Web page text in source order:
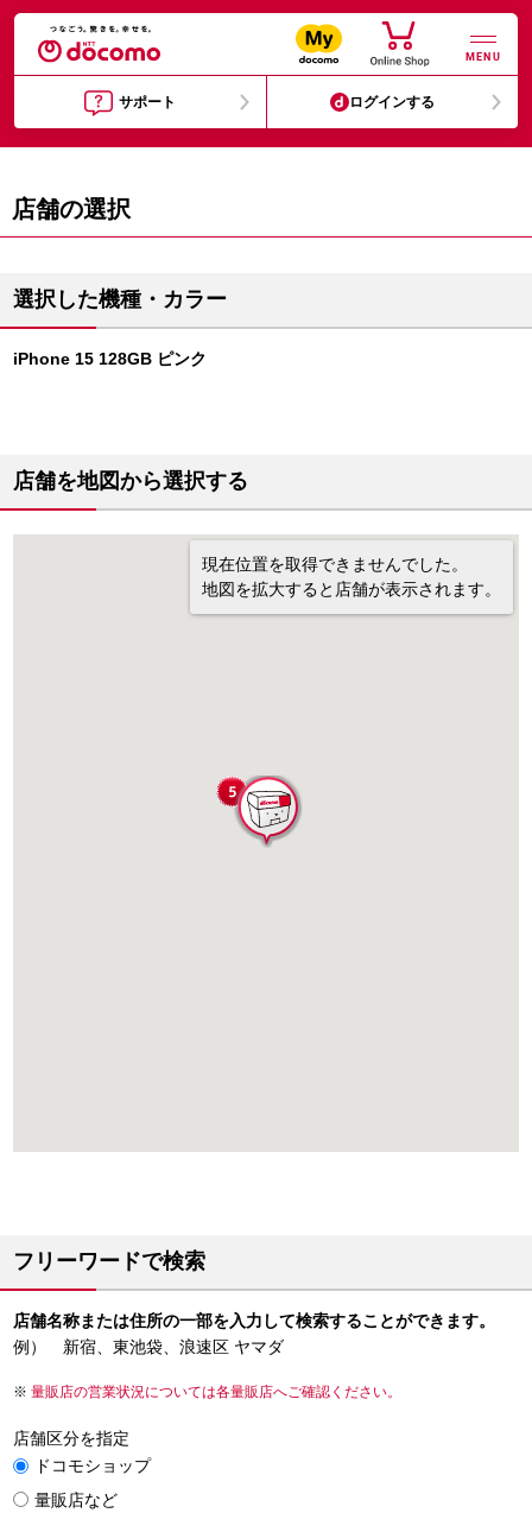
MENU
サポート ログインする
店舗の選択
選択した機種・カラー
iPhone 15 128GB ピンク
店舗を地図から選択する
現在位置を取得できませんでした。
地図を拡大すると店舗が表示されます。
フリーワードで検索
店舗名称または住所の一部を入力して検索することができます。
例） 新宿、東池袋、浪速区 ヤマダ
量販店の営業状況については各量販店へご確認ください。
店舗区分を指定
ドコモショップ
量販店など